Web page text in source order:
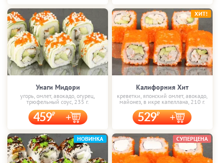
Унаги Мидори
угорь, омлет, авокадо, огурец,
трюфельный соус, 235 г.
459
Калифорния Хит
креветки, японский омлет, авокадо,
майонез, в икре капеллана, 210 г.
529
ХИТ!
НОВИНКА СУПЕРЦЕНА